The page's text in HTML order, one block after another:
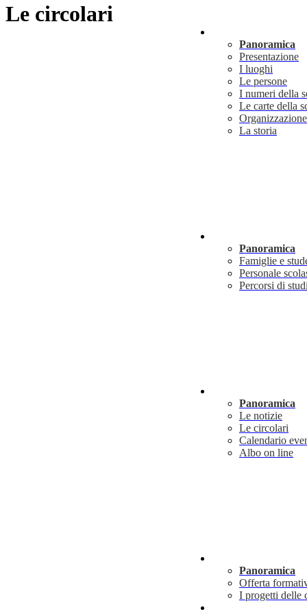
Panoramica
Presentazione
I luoghi
Le persone
I numeri della
Le carte della
Organizzazione
La storia
Panoramica
Famiglie e
Personale
Percorsi di
Panoramica
Le notizie
Le circolari
Calendario
Albo on line
Panoramica
Offerta
I progetti delle
Le circolari